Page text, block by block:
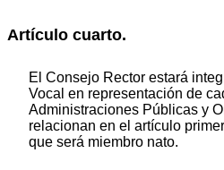
Artículo cuarto.
El Consejo Rector estará
Vocal en representación de
Administraciones Públicas y
relacionan en el artículo
que será miembro nato.